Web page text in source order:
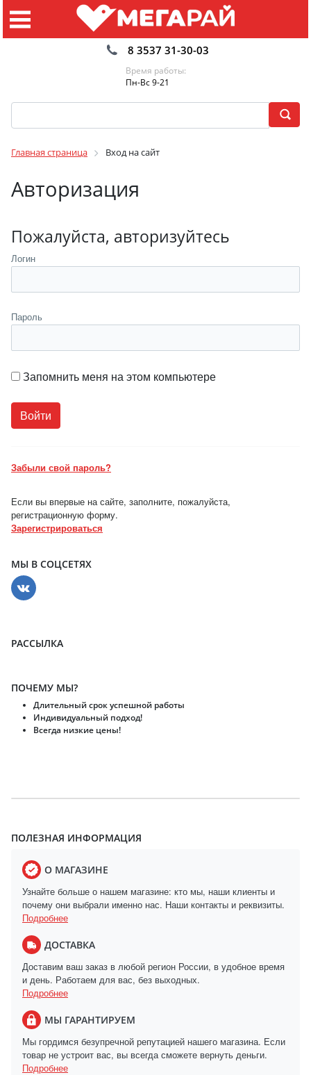
8 3537 31-30-03
Время работы:
Пн-Вс 9-21
Главная страница Вход на сайт
Авторизация
Пожалуйста, авторизуйтесь
Логин
Пароль
Запомнить меня на этом компьютере
Забыли свой пароль?
Если вы впервые на сайте, заполните, пожалуйста,
регистрационную форму.
Зарегистрироваться
МЫ В СОЦСЕТЯХ
РАССЫЛКА
ПОЧЕМУ МЫ?
Длительный срок успешной работы
Индивидуальный подход!
Всегда низкие цены!
ПОЛЕЗНАЯ ИНФОРМАЦИЯ
О МАГАЗИНЕ
Узнайте больше о нашем магазине: кто мы, наши клиенты и
почему они выбрали именно нас. Наши контакты и реквизиты.
Подробнее
ДОСТАВКА
Доставим ваш заказ в любой регион России, в удобное время
и день. Работаем для вас, без выходных.
Подробнее
МЫ ГАРАНТИРУЕМ
Мы гордимся безупречной репутацией нашего магазина. Если
товар не устроит вас, вы всегда сможете вернуть деньги.
Подробнее